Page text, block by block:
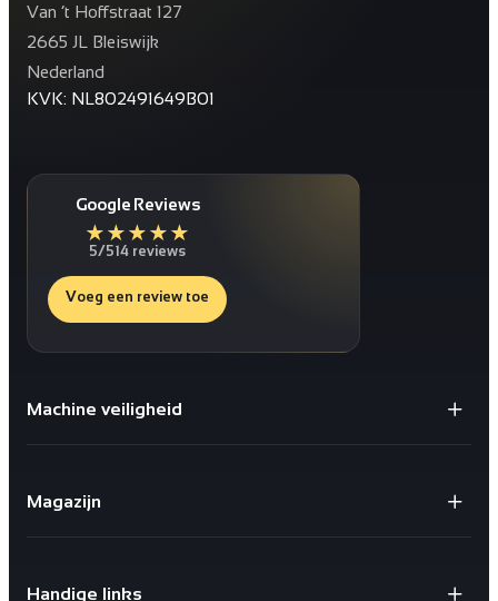
Van ’t Hoffstraat 127
2665 JL Bleiswijk
Nederland
KVK: NL802491649B01
Google Reviews
★ ★ ★ ★ ★
5/514 reviews
Voeg een review toe
Machine veiligheid
Deuren
Magazijn
X-Rail® Valbeveiliging
Handige links